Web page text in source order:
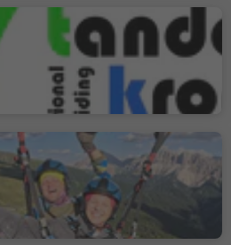
Tandemflights Kronplatz
Riscone/Reischach, Bruneck/Brunico, Dolomites Region Kronplatz/Plan de Corones
Paragliding Plose
Natz/Naz, Brixen/Bressanone, Brixen/Bressanone and environs